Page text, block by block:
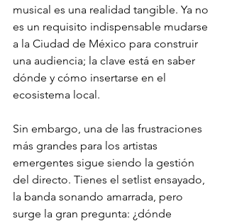
musical es una realidad tangible. Ya no
es un requisito indispensable mudarse
a la Ciudad de México para construir
una audiencia; la clave está en saber
dónde y cómo insertarse en el
ecosistema local.
Sin embargo, una de las frustraciones
más grandes para los artistas
emergentes sigue siendo la gestión
del directo. Tienes el setlist ensayado,
la banda sonando amarrada, pero
surge la gran pregunta: ¿dónde